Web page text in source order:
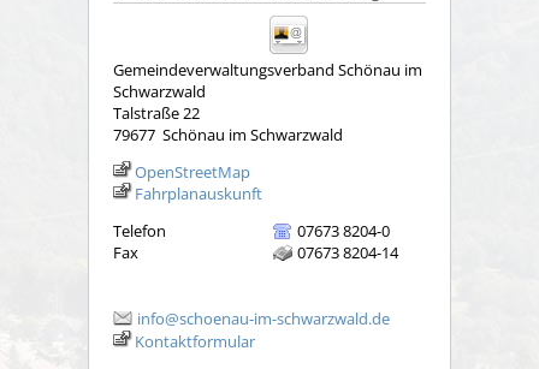
Gemeindeverwaltungsverband Schönau im
Schwarzwald
Talstraße 22
79677 Schönau im Schwarzwald
OpenStreetMap
Fahrplanauskunft
Telefon
07673 8204-0
Fax
07673 8204-14
info@schoenau-im-schwarzwald.de
Kontaktformular